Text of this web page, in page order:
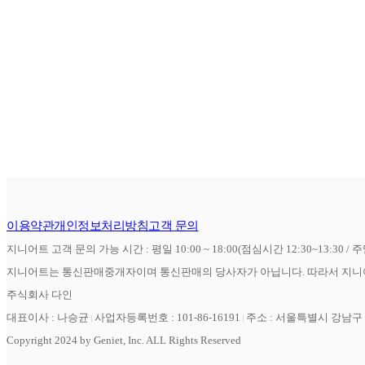
이용약관개인정보처리방침고객 문의
지니어트 고객 문의 가능 시간 : 평일 10:00 ~ 18:00(점심시간 12:30~13:30 /
지니어트는 통신판매중개자이며 통신판매의 당사자가 아닙니다. 따라서 지
주식회사 다인
대표이사 : 나승균 사업자등록번호 : 101-86-16191
주소 : 서울특별시 강남
Copyright 2024 by Geniet, Inc. ALL Rights Reserved